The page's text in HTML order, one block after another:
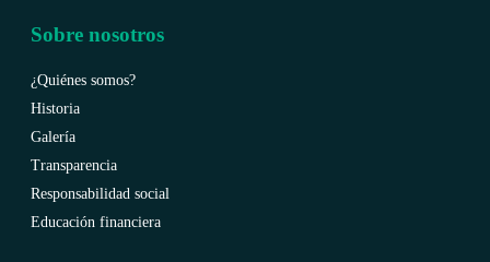
Sobre nosotros
¿Quiénes somos?
Historia
Galería
Transparencia
Responsabilidad social
Educación financiera